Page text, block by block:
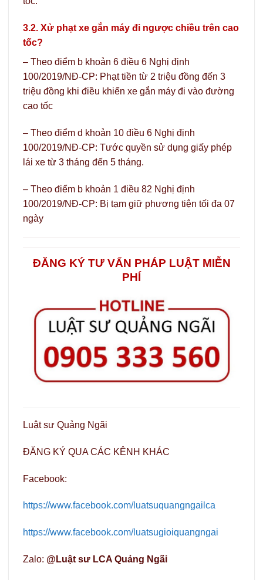
3.2. Xử phạt xe gắn máy đi ngược chiều trên cao
tốc?
– Theo điểm b khoản 6 điều 6 Nghị định
100/2019/NĐ-CP: Phạt tiền từ 2 triệu đồng đến 3
triệu đồng khi điều khiển xe gắn máy đi vào đường
cao tốc
– Theo điểm d khoản 10 điều 6 Nghị định
100/2019/NĐ-CP: Tước quyền sử dụng giấy phép
lái xe từ 3 tháng đến 5 tháng.
– Theo điểm b khoản 1 điều 82 Nghị định
100/2019/NĐ-CP: Bị tạm giữ phương tiện tối đa 07
ngày
ĐĂNG KÝ TƯ VẤN PHÁP LUẬT MIỄN
PHÍ
Luật sư Quảng Ngãi
ĐĂNG KÝ QUA CÁC KÊNH KHÁC
Facebook:
https://www.facebook.com/luatsuquangngailca
https://www.facebook.com/luatsugioiquangngai
Zalo: @Luật sư LCA Quảng Ngãi